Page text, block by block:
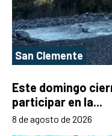
San Clemente
Este domingo
participar en la...
8 de agosto de 2026